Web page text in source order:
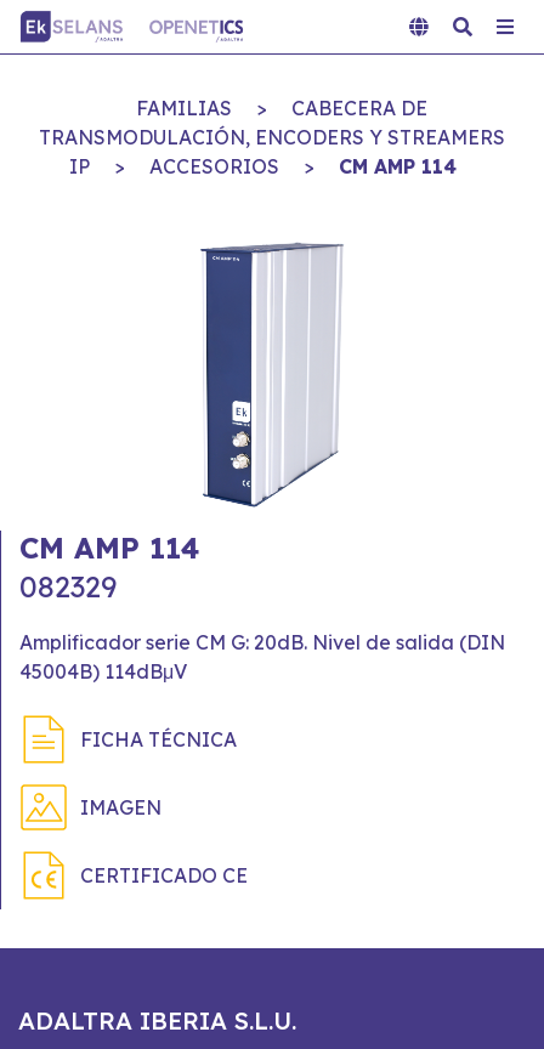
FAMILIAS >
CABECERA DE
TRANSMODULACIÓN, ENCODERS Y STREAMERS
IP
> ACCESORIOS > CM AMP 114
CM AMP 114
082329
Amplificador serie CM G: 20dB. Nivel de salida (DIN
45004B) 114dBμV
FICHA TÉCNICA
IMAGEN
CERTIFICADO CE
ADALTRA IBERIA S.L.U.